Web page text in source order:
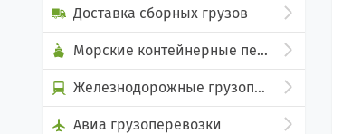
Доставка сборных грузов
Морские контейнерные перевозки
Железнодорожные грузоперевозки
Авиа грузоперевозки